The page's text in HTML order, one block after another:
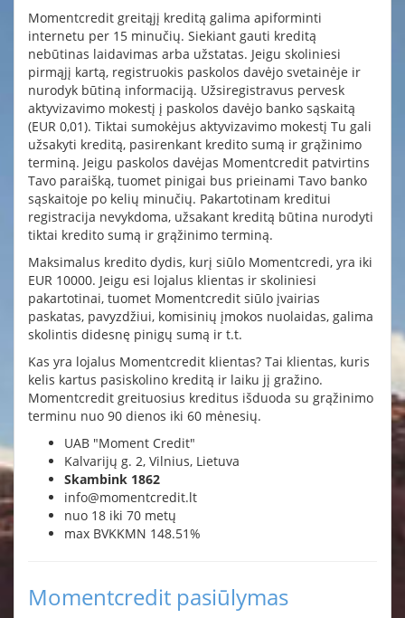
Momentcredit greitąjį kreditą galima apiforminti
internetu per 15 minučių. Siekiant gauti kreditą
nebūtinas laidavimas arba užstatas. Jeigu skoliniesi
pirmąjį kartą, registruokis paskolos davėjo svetainėje ir
nurodyk būtiną informaciją. Užsiregistravus pervesk
aktyvizavimo mokestį į paskolos davėjo banko sąskaitą
(EUR 0,01). Tiktai sumokėjus aktyvizavimo mokestį Tu gali
užsakyti kreditą, pasirenkant kredito sumą ir grąžinimo
terminą. Jeigu paskolos davėjas Momentcredit patvirtins
Tavo paraišką, tuomet pinigai bus prieinami Tavo banko
sąskaitoje po kelių minučių. Pakartotinam kreditui
registracija nevykdoma, užsakant kreditą būtina nurodyti
tiktai kredito sumą ir grąžinimo terminą.
Maksimalus kredito dydis, kurį siūlo Momentcredi, yra iki
EUR 10000. Jeigu esi lojalus klientas ir skoliniesi
pakartotinai, tuomet Momentcredit siūlo įvairias
paskatas, pavyzdžiui, komisinių įmokos nuolaidas, galima
skolintis didesnę pinigų sumą ir t.t.
Kas yra lojalus Momentcredit klientas? Tai klientas, kuris
kelis kartus pasiskolino kreditą ir laiku jį gražino.
Momentcredit greituosius kreditus išduoda su grąžinimo
terminu nuo 90 dienos iki 60 mėnesių.
UAB "Moment Credit"
Kalvarijų g. 2, Vilnius, Lietuva
Skambink 1862
info@momentcredit.lt
nuo 18 iki 70 metų
max BVKKMN 148.51%
Momentcredit pasiūlymas